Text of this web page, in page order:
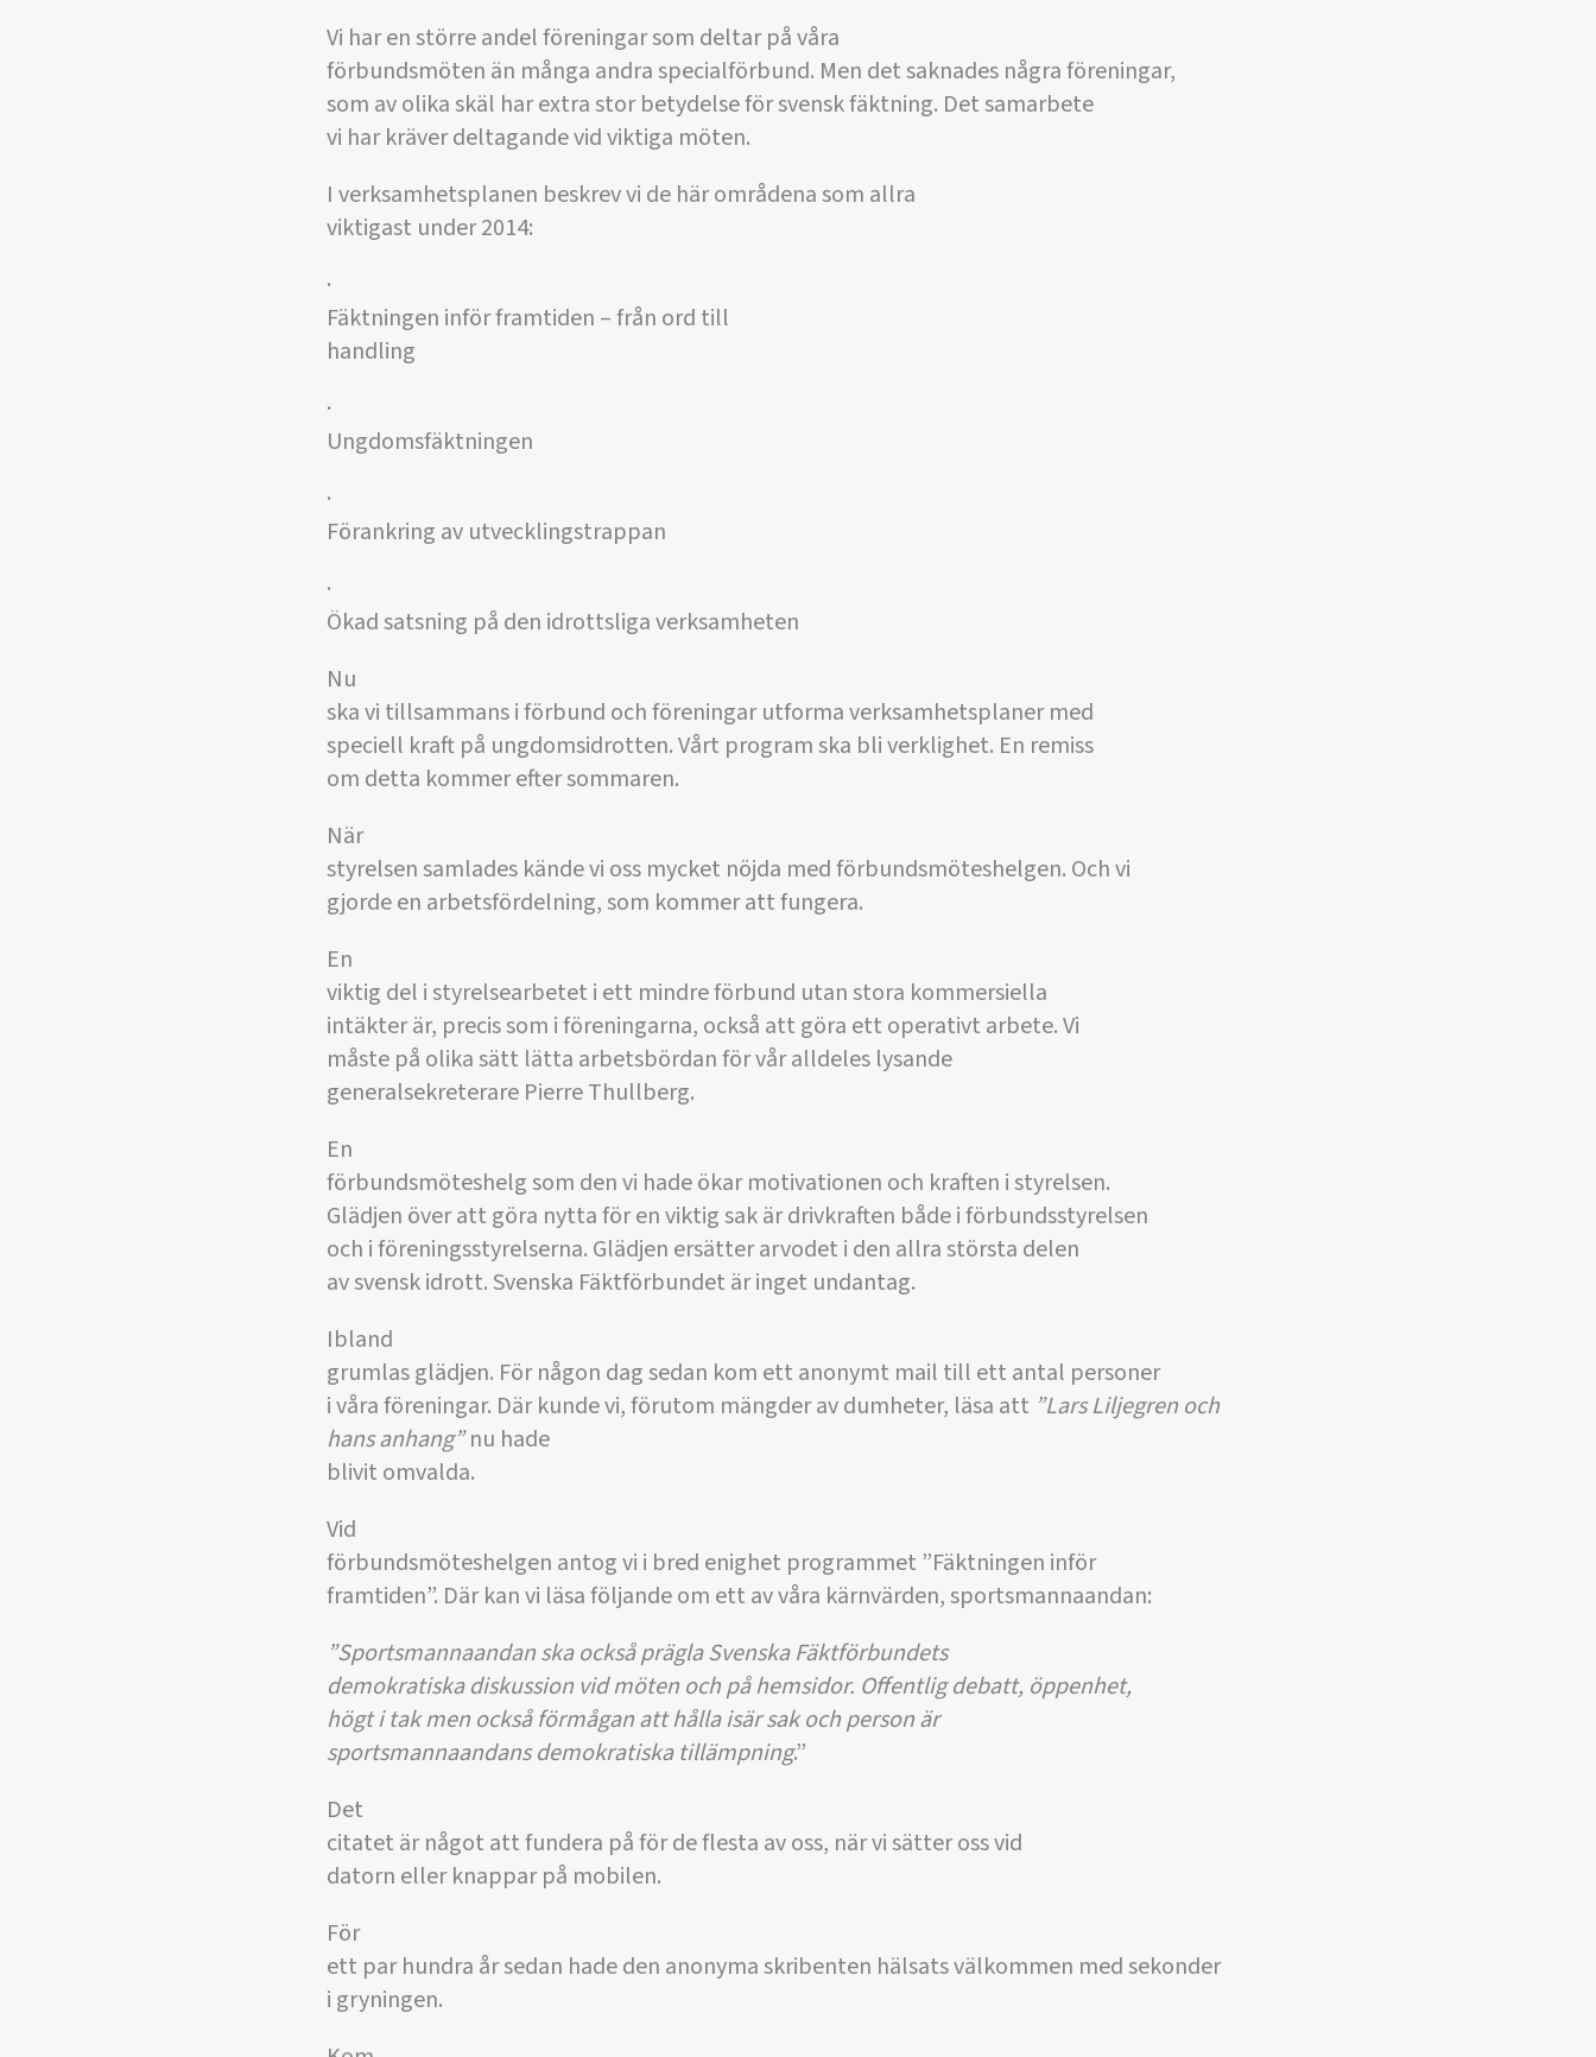
Vi har en större andel föreningar som deltar på våra
förbundsmöten än många andra specialförbund. Men det saknades några föreningar,
som av olika skäl har extra stor betydelse för svensk fäktning. Det samarbete
vi har kräver deltagande vid viktiga möten.
I verksamhetsplanen beskrev vi de här områdena som allra
viktigast under 2014:
·
Fäktningen inför framtiden – från ord till
handling
·
Ungdomsfäktningen
·
Förankring av utvecklingstrappan
·
Ökad satsning på den idrottsliga verksamheten
Nu
ska vi tillsammans i förbund och föreningar utforma verksamhetsplaner med
speciell kraft på ungdomsidrotten. Vårt program ska bli verklighet. En remiss
om detta kommer efter sommaren.
När
styrelsen samlades kände vi oss mycket nöjda med förbundsmöteshelgen. Och vi
gjorde en arbetsfördelning, som kommer att fungera.
En
viktig del i styrelsearbetet i ett mindre förbund utan stora kommersiella
intäkter är, precis som i föreningarna, också att göra ett operativt arbete. Vi
måste på olika sätt lätta arbetsbördan för vår alldeles lysande
generalsekreterare Pierre Thullberg.
En
förbundsmöteshelg som den vi hade ökar motivationen och kraften i styrelsen.
Glädjen över att göra nytta för en viktig sak är drivkraften både i förbundsstyrelsen
och i föreningsstyrelserna. Glädjen ersätter arvodet i den allra största delen
av svensk idrott. Svenska Fäktförbundet är inget undantag.
Ibland
grumlas glädjen. För någon dag sedan kom ett anonymt mail till ett antal personer
i våra föreningar. Där kunde vi, förutom mängder av dumheter, läsa att ”Lars Liljegren och
hans anhang”nu hade
blivit omvalda.
Vid
förbundsmöteshelgen antog vi i bred enighet programmet ”Fäktningen inför
framtiden”. Där kan vi läsa följande om ett av våra kärnvärden, sportsmannaandan:
”Sportsmannaandan ska också prägla Svenska Fäktförbundets
demokratiska diskussion vid möten och på hemsidor. Offentlig debatt, öppenhet,
högt i tak men också förmågan att hålla isär sak och person är
sportsmannaandans demokratiska tillämpning.”
Det
citatet är något att fundera på för de flesta av oss, när vi sätter oss vid
datorn eller knappar på mobilen.
För
ett par hundra år sedan hade den anonyma skribenten hälsats välkommen med sekonder
i gryningen.